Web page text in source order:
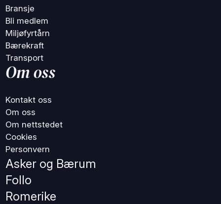
Bransje
Bli medlem
Miljøfyrtårn
Bærekraft
Transport
Om oss
Kontakt oss
Om oss
Om nettstedet
Cookies
Personvern
Asker og Bærum
Follo
Romerike